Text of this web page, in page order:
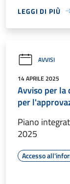
LEGGI DI PIÙ
AVVISI
14 APRILE 2025
Avviso per la
per
Piano
2025
Accesso